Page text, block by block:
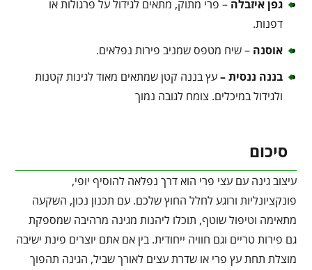
גפן איזבלה – פרי מתוק, מתאים לגידול על פרגולות או
דפנות.
אוסנה– שיח מטפס שמניב פירות נפלאים.
בננה ננסית –עץ בננה קטן שמתאים מאוד לגינות קטנות
ולגידול במיכלים. צומח לגובה נמוך
סיכום
עיצוב גינה עם עצי פרי הוא דרך נפלאה להוסיף יופי,
פונקציונליות ורוגע לחלל החוץ שלכם. עם תכנון נכון, השקעה
מתאימה וטיפול שוטף, תוכלו ליהנות מגינה מרהיבה שמספקת
גם פירות טריים וגם חוויה ייחודית. בין אם אתם יוצרים פינת ישיבה
מוצלת תחת עץ פרי או שדרת עצים לאורך שביל, הגינה תהפוך